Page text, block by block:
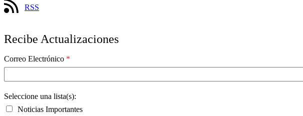
RSS
Recibe Actualizaciones
Correo Electrónico *
Seleccione una lista(s):
Noticias Importantes